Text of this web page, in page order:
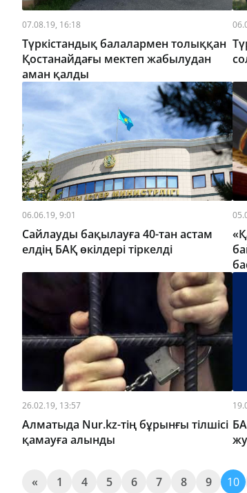
07.08.19, 16:18
Түркістандық балалармен толыққан
Қостанайдағы мектеп жабылудан
аман қалды
06.06.19, 9:01
Сайлауды бақылауға 40-тан астам
елдің БАҚ өкілдері тіркелді
26.02.19, 13:57
Алматыда Nur.kz-тің бұрынғы тілшісі
қамауға алынды
« 1 4 5 6 7 8 9 10